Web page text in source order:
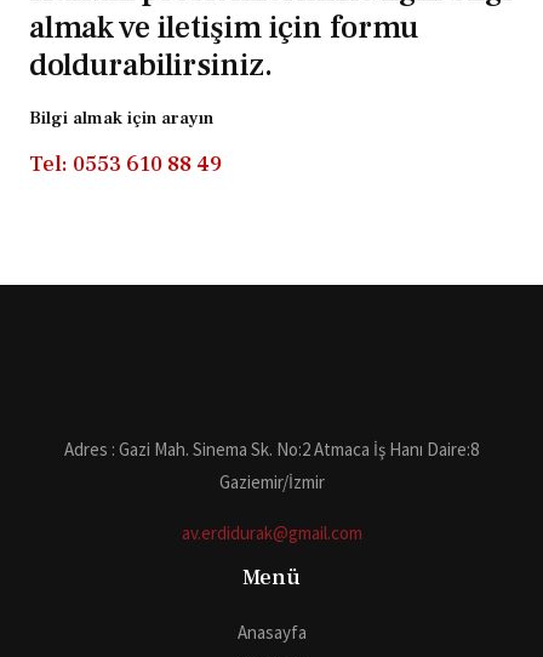
almak ve iletişim için formu
doldurabilirsiniz.
Bilgi almak için arayın
Tel: 0553 610 88 49
Adres : Gazi Mah. Sinema Sk. No:2 Atmaca İş Hanı Daire:8
Gaziemir/İzmir
av.erdidurak@gmail.com
Menü
Anasayfa